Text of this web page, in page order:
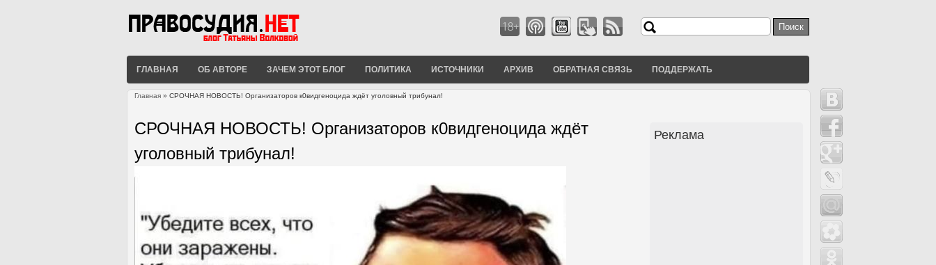
Форма поиска
Поиск
ГЛАВНАЯ ОБ АВТОРЕ ЗАЧЕМ ЭТОТ БЛОГ ПОЛИТИКА ИСТОЧНИКИ АРХИВ ОБРАТНАЯ СВЯЗЬ ПОДДЕРЖАТЬ
Главная » СРОЧНАЯ НОВОСТЬ! Организаторов к0видгеноцида ждёт уголовный трибунал!
СРОЧНАЯ НОВОСТЬ! Организаторов к0видгеноцида ждёт
уголовный трибунал!
Реклама